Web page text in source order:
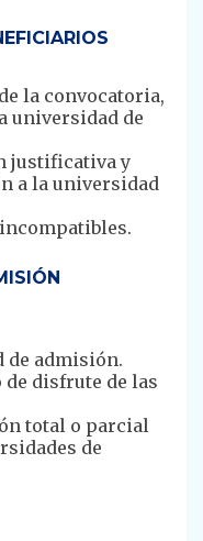
la convocatoria,
universidad de
justificativa y
a la universidad
de admisión.
disfrute de las
total o parcial
de